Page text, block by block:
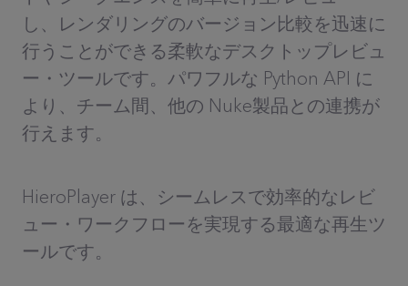
し、レンダリングのバージョン比較を迅速に
行うことができる柔軟なデスクトップレビュ
ー・ツールです。パワフルな Python API に
より、チーム間、他の Nuke製品との連携が
行えます。
HieroPlayer は、シームレスで効率的なレビ
ュー・ワークフローを実現する最適な再生ツ
ールです。